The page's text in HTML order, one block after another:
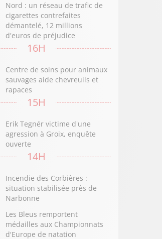
Nord : un réseau de trafic de
cigarettes contrefaites
démantelé, 12 millions
d'euros de préjudice
16H
Centre de soins pour animaux
sauvages aide chevreuils et
rapaces
15H
Erik Tegnér victime d'une
agression à Groix, enquête
ouverte
14H
Incendie des Corbières :
situation stabilisée près de
Narbonne
Les Bleus remportent
médailles aux Championnats
d'Europe de natation